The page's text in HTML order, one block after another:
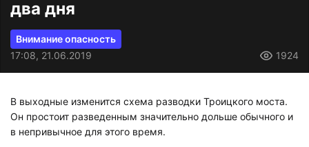
два дня
Внимание опасность
17:08, 21.06.2019
1924
В выходные изменится схема разводки Троицкого моста.
Он простоит разведенным значительно дольше обычного и
в непривычное для этого время.